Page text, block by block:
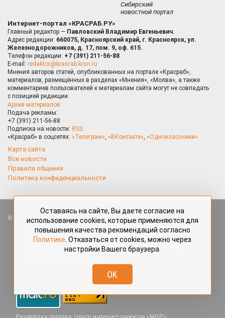
Сибирский
новостной портал
Интернет-портал «КРАСРАБ.РУ»
Главный редактор — Павловский Владимир Евгеньевич.
Адрес редакции: 660075, Красноярский край, г. Красноярск, ул.
Железнодорожников, д. 17, пом. 9, оф. 615.
Телефон редакции: +7 (391) 211-56-88
E-mail: redaktor@krasrab.krsn.ru
Мнения авторов статей, опубликованных на портале «Красраб»,
материалов, размещённых в разделах «Мнения», «Молва», а также
комментариев пользователей к материалам сайта могут не совпадать
с позицией редакции.
Архив материалов
Подача рекламы:
+7 (391) 211-56-88
Подписка на новости: RSS
«Красраб» в соцсетях: «Телеграм», «ВКонтакте», «Одноклассники»
Карта сайта
Все новости
Правила общения
Политика конфиденциальности
Все права защищены. Любые материалы, размещённые на портале
«Красраб.ру» сотрудниками редакции, нештатными авторами
и читателями, являются объектами авторского права. Полное или
частичное использование материалов, размещённых на портале
«Красраб.ру», допускается только с письменного согласия редакции
redaktor@krasrab.krsn.ru.
Оставаясь на сайте, Вы даете согласие на
использование cookies, которые применяются для
повышения качества рекомендаций согласно
Политике . Отказаться от cookies, можно через
настройки Вашего браузера.
OK